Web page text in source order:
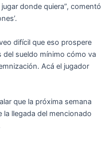
donde quiera”, comentó
difícil que eso prospere
sueldo mínimo cómo va
Acá el jugador
que la próxima semana
llegada del mencionado